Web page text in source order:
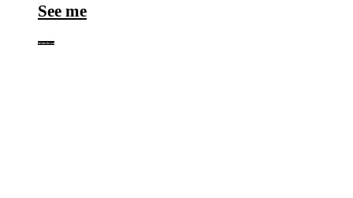
See me
Weiterlesen